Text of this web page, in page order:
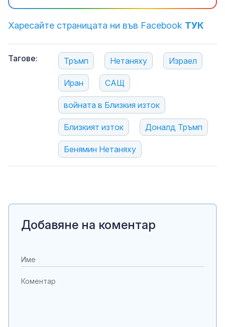
Харесайте страницата ни във Facebook ТУК
Тагове: Тръмп Нетаняху Израел
Иран САЩ
войната в Близкия изток
Близкият изток Доналд Тръмп
Бенямин Нетаняху
Добавяне на коментар